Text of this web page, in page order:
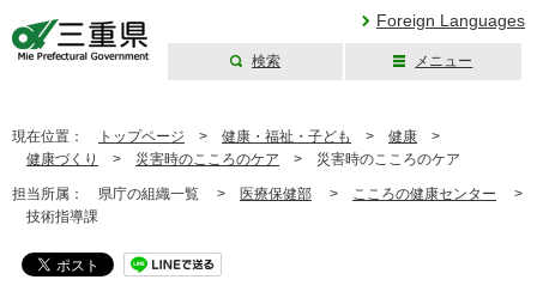
Foreign Languages
検索 メニュー
現在位置： トップページ > 健康・福祉・子ども > 健康 >
健康づくり
> 災害時のこころのケア > 災害時のこころのケア
担当所属： 県庁の組織一覧 > 医療保健部 > こころの健康センター >
技術指導課